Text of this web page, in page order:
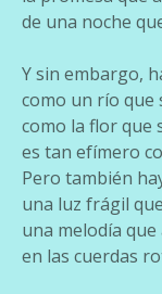
de una noche
Y sin embargo,
como un río que
como la flor que
es tan efímero
Pero también
una luz frágil
una melodía
en las cuerdas